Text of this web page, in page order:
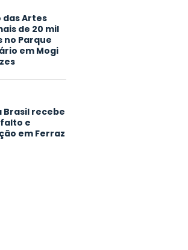
das Artes
de 20 mil
no Parque
em Mogi
Brasil recebe
e
em Ferraz